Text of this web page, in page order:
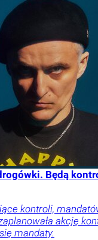
Będą
kontroli,
akcję
mandaty.